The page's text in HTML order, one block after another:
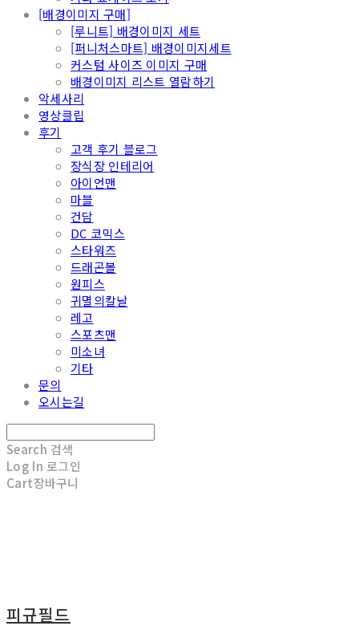
[배경이미지 구매]
[루니트] 배경이미지 세트
[퍼니처스마트] 배경이미지세트
커스텀 사이즈 이미지 구매
배경이미지 리스트 열람하기
악세사리
영상클립
후기
고객 후기 블로그
장식장 인테리어
아이언맨
마블
건담
DC 코믹스
스타워즈
드래곤볼
원피스
귀멸의칼날
레고
스포츠맨
미소녀
기타
문의
오시는길
Search 검색
Log In 로그인
Cart장바구니
피규필드